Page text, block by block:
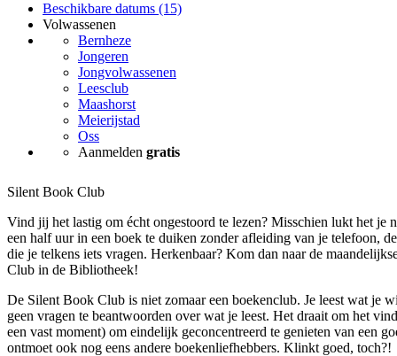
Beschikbare datums (15)
Volwassenen
Bernheze
Jongeren
Jongvolwassenen
Leesclub
Maashorst
Meierijstad
Oss
Aanmelden gratis
Silent Book Club
Vind jij het lastig om écht ongestoord te lezen? Misschien lukt het je
een half uur in een boek te duiken zonder afleiding van je telefoon,
die je telkens iets vragen. Herkenbaar? Kom dan naar de
Club in de Bibliotheek!
De Silent Book Club is niet zomaar een boekenclub. Je leest wat je
geen vragen te beantwoorden over wat je leest. Het draait om het
een vast moment) om eindelijk geconcentreerd te genieten van een
ontmoet ook nog eens andere boekenliefhebbers. Klinkt goed, toch?!